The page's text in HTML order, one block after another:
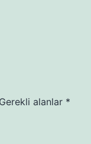
Gerekli alanlar *